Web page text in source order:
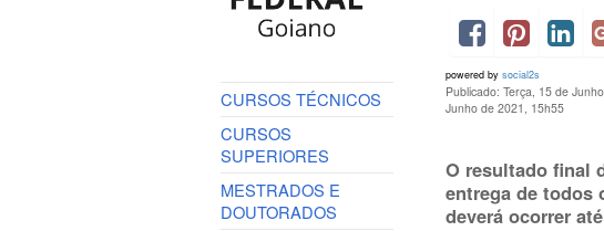
CURSOS TÉCNICOS
CURSOS
SUPERIORES
MESTRADOS E
DOUTORADOS
powered by social2s
Publicado: Terça, 15 de
Junho de 2021, 15h55
O resultado final
entrega de todos
deverá ocorrer